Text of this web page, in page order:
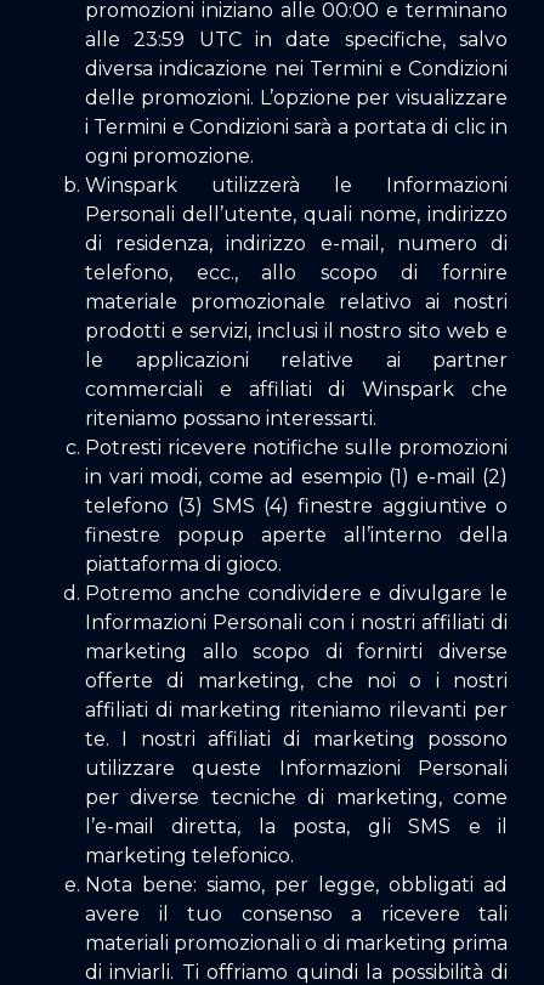
promozioni iniziano alle 00:00 e terminano
alle 23:59 UTC in date specifiche, salvo
diversa indicazione nei Termini e Condizioni
delle promozioni. L’opzione per visualizzare
i Termini e Condizioni sarà a portata di clic in
ogni promozione.
Winspark utilizzerà le Informazioni
Personali dell’utente, quali nome, indirizzo
di residenza, indirizzo e-mail, numero di
telefono, ecc., allo scopo di fornire
materiale promozionale relativo ai nostri
prodotti e servizi, inclusi il nostro sito web e
le applicazioni relative ai partner
commerciali e affiliati di Winspark che
riteniamo possano interessarti.
Potresti ricevere notifiche sulle promozioni
in vari modi, come ad esempio (1) e-mail (2)
telefono (3) SMS (4) finestre aggiuntive o
finestre popup aperte all’interno della
piattaforma di gioco.
Potremo anche condividere e divulgare le
Informazioni Personali con i nostri affiliati di
marketing allo scopo di fornirti diverse
offerte di marketing, che noi o i nostri
affiliati di marketing riteniamo rilevanti per
te. I nostri affiliati di marketing possono
utilizzare queste Informazioni Personali
per diverse tecniche di marketing, come
l’e-mail diretta, la posta, gli SMS e il
marketing telefonico.
Nota bene: siamo, per legge, obbligati ad
avere il tuo consenso a ricevere tali
materiali promozionali o di marketing prima
di inviarli. Ti offriamo quindi la possibilità di